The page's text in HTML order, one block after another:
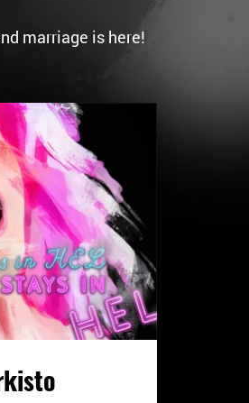
marriage is here!